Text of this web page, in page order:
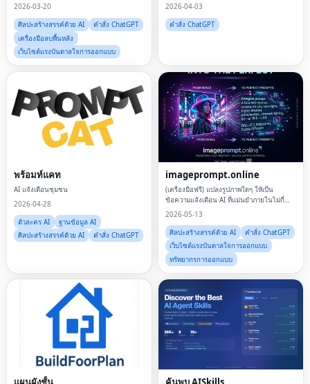
โลก! ปลดล็อกพร้อมท์ที่ได้รับการปรับปรุงอย่าง
เฉพาะสำหรับโปรแกรมสร้างรูปภาพ Go
2026-03-20
ศิลปะสร้างสรรค์ด้วย AI
คำสั่ง ChatGPT
เครื่องมือลบพื้นหลัง
เว็บไซต์แรงบันดาลใจการออกแบบ
สามารถปรับแต่งได้ทันที เหมาะสำหรับ
2026-04-03
คำสั่ง ChatGPT
พร้อมท์แคท
AI แจ้งเตือนชุมชน
2026-04-28
ตัวละคร AI
ฐานข้อมูล AI
ศิลปะสร้างสรรค์ด้วย AI
คำสั่ง ChatGPT
imageprompt.online
(เครื่องมือฟรี) แปลงรูปภาพใดๆ ให้เป็น
ข้อความแจ้งเตือน AI ที่แม่นยำภายในไม่กี่
วินาที
2026-05-13
ศิลปะสร้างสรรค์ด้วย AI
คำสั่ง ChatGPT
เว็บไซต์แรงบันดาลใจการออกแบบ
ทรัพยากรการออกแบบ